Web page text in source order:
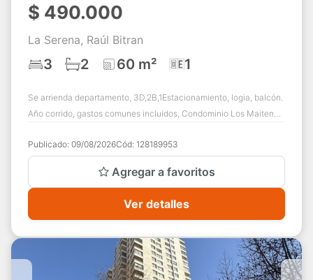
$ 490.000
La Serena, Raúl Bitran
3 2 60 m² 1
Se arrienda departamento, 3D,2B,1Estacionamiento, logia, balcón.
Año corrido, gastos comunes incluidos, Condominio Los Maitenes,
Publicado: 09/08/2026Cód: 128189953
Agregar a favoritos
Ver detalles